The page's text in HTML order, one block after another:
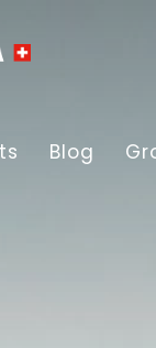
Blog